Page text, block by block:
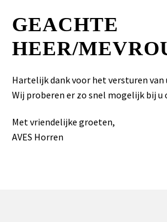
GEACHTE
HEER/
Hartelijk dank voor het versturen
Wij proberen er zo snel mogelijk bij u
Met vriendelijke groeten,
AVES Horren